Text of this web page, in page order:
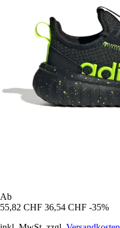
Ab
55,82 CHF 36,54 CHF -35%